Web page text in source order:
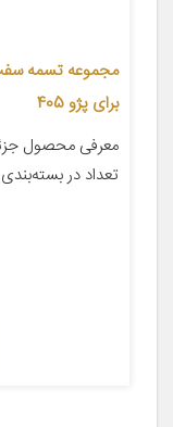
برای پژو 405
تعداد در بسته‌بندی ۱ جنس کالا فلز